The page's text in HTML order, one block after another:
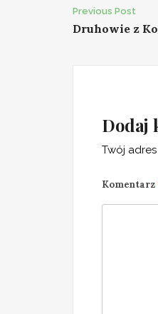
Post
Previous Post
Druhowie z
Dodaj
Twój
Komentarz